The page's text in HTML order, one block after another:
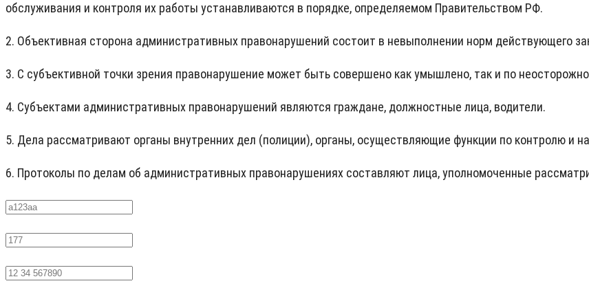
обслуживания и контроля их работы устанавливаются в порядке, определяемом Правительством РФ.
2. Объективная сторона административных правонарушений состоит в невыполнении норм действующего
3. С субъективной точки зрения правонарушение может быть совершено как умышлено, так и по
4. Субъектами административных правонарушений являются граждане, должностные лица, водители.
5. Дела рассматривают органы внутренних дел (полиции), органы, осуществляющие функции по контролю и
6. Протоколы по делам об административных правонарушениях составляют лица, уполномоченные